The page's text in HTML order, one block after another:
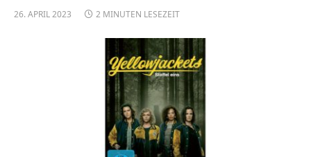
26. APRIL 2023 2 MINUTEN LESEZEIT